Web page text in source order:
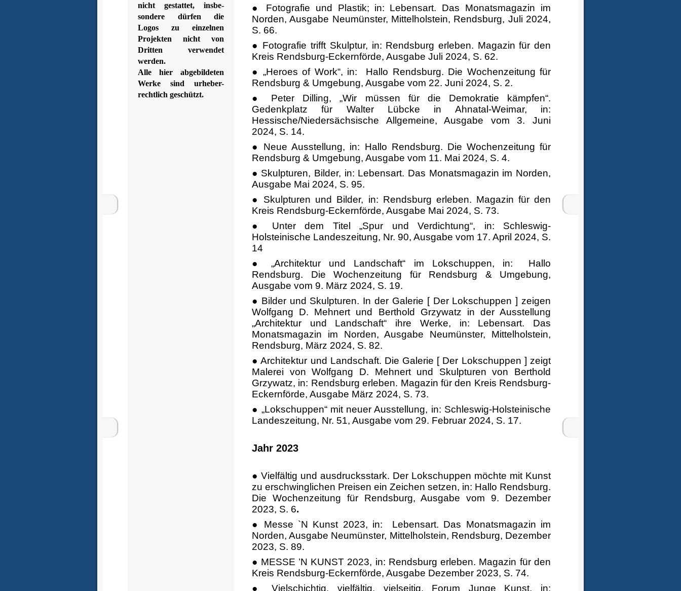
nicht gestattet, insbe-
sondere dürfen die
Logos zu einzelnen
Projekten nicht von
Dritten verwendet
werden.
Alle hier abgebildeten
Werke sind urheber-
rechtlich geschützt.
● Fotografie und Plastik; in: Lebensart. Das Monatsmagazin im
Norden, Ausgabe Neumünster, Mittelholstein, Rendsburg, Juli 2024,
S. 66.
● Fotografie trifft Skulptur, in: Rendsburg erleben. Magazin für den
Kreis Rendsburg-Eckernförde, Ausgabe Juli 2024, S. 62.
● „Heroes of Work“, in: Hallo Rendsburg. Die Wochenzeitung für
Rendsburg & Umgebung, Ausgabe vom 22. Juni 2024, S. 2.
● Peter Dilling, „Wir müssen für die Demokratie kämpfen“.
Gedenkplatz für Walter Lübcke in Ahnatal-Weimar, in:
Hessische/Niedersächsische Allgemeine, Ausgabe vom 3. Juni
2024, S. 14.
●
Neue Ausstellung, in: Hallo Rendsburg. Die Wochenzeitung für
Rendsburg & Umgebung, Ausgabe vom 11. Mai 2024, S. 4.
● Skulpturen, Bilder, in: Lebensart. Das Monatsmagazin im Norden,
Ausgabe Mai 2024, S. 95.
●
Skulpturen und Bilder, in: Rendsburg erleben. Magazin für den
Kreis Rendsburg-Eckernförde, Ausgabe Mai 2024, S. 73.
●
Unter dem Titel „Spur und Verdichtung“, in: Schleswig-
Holsteinische Landeszeitung, Nr. 90, Ausgabe vom 17. April 2024, S.
14
●
„Architektur und Landschaft“ im Lokschuppen, in:
Hallo
Rendsburg. Die Wochenzeitung für Rendsburg & Umgebung,
Ausgabe vom 9. März 2024, S. 19.
● Bilder und Skulpturen. In der Galerie [ Der Lokschuppen ] zeigen
Wolfgang D. Mehnert und Berthold Grzywatz in der Ausstellung
„Architektur und Landschaft“ ihre Werke, in: Lebensart. Das
Monatsmagazin im Norden, Ausgabe Neumünster, Mittelholstein,
Rendsburg, März 2024, S. 82.
● Architektur und Landschaft. Die Galerie [ Der Lokschuppen ] zeigt
Malerei von Wolfgang D. Mehnert und Skulpturen von Berthold
Grzywatz, in: Rendsburg erleben. Magazin für den Kreis Rendsburg-
Eckernförde, Ausgabe März 2024, S. 73.
● „Lokschuppen“ mit neuer Ausstellung, in: Schleswig-Holsteinische
Landeszeitung, Nr. 51, Ausgabe vom 29. Februar 2024, S. 17.
Jahr 2023
● Vielfältig und ausdrucksstark. Der Lokschuppen möchte mit Kunst
zu erschwinglichen Preisen ein Zeichen setzen, in: Hallo Rendsburg.
Die Wochenzeitung für Rendsburg, Ausgabe vom 9. Dezember
2023, S. 6.
●
Messe `N Kunst 2023, in:
Lebensart. Das Monatsmagazin im
Norden, Ausgabe Neumünster, Mittelholstein, Rendsburg, Dezember
2023, S. 89.
● MESSE ’N KUNST 2023, in: Rendsburg erleben. Magazin für den
Kreis Rendsburg-Eckernförde, Ausgabe Dezember 2023, S. 74.
● Vielschichtig, vielfältig, vielseitig. Forum Junge Kunst, in: